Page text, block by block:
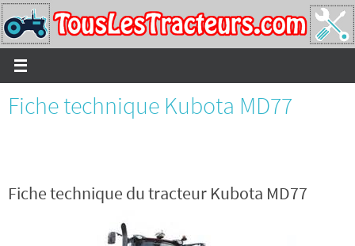
Passer
vers
le
contenu
Fiche technique Kubota MD77
Fiche technique du tracteur Kubota MD77